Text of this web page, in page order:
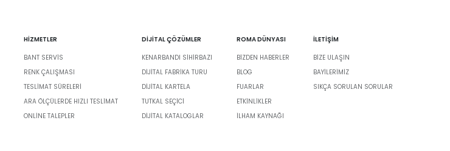
HİZMETLER
BANT SERVIS
RENK ÇALIŞMASI
TESLIMAT SÜRELERI
ARA ÖLÇÜLERDE HIZLI TESLIMAT
ONLINE TALEPLER
DİJİTAL ÇÖZÜMLER
KENARBANDI SİHİRBAZI
DIJITAL FABRIKA TURU
DİJİTAL KARTELA
TUTKAL SEÇİCİ
DIJITAL KATALOGLAR
ROMA DÜNYASI
BIZDEN HABERLER
BLOG
FUARLAR
ETKINLIKLER
İLHAM KAYNAĞI
İLETİŞİM
BIZE ULAŞIN
BAYILERIMIZ
SIKÇA SORULAN SORULAR